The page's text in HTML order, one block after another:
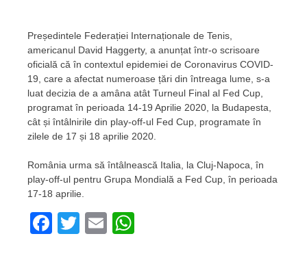
Președintele Federației Internaționale de Tenis,
americanul David Haggerty, a anunțat într-o scrisoare
oficială că în contextul epidemiei de Coronavirus COVID-
19, care a afectat numeroase țări din întreaga lume, s-a
luat decizia de a amâna atât Turneul Final al Fed Cup,
programat în perioada 14-19 Aprilie 2020, la Budapesta,
cât și întâlnirile din play-off-ul Fed Cup, programate în
zilele de 17 și 18 aprilie 2020.
România urma să întâlnească Italia, la Cluj-Napoca, în
play-off-ul pentru Grupa Mondială a Fed Cup, în perioada
17-18 aprilie.
Facebook
Twitter
Email